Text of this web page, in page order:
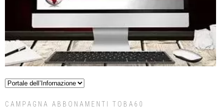
CAMPAGNA ABBONAMENTI TOBA60